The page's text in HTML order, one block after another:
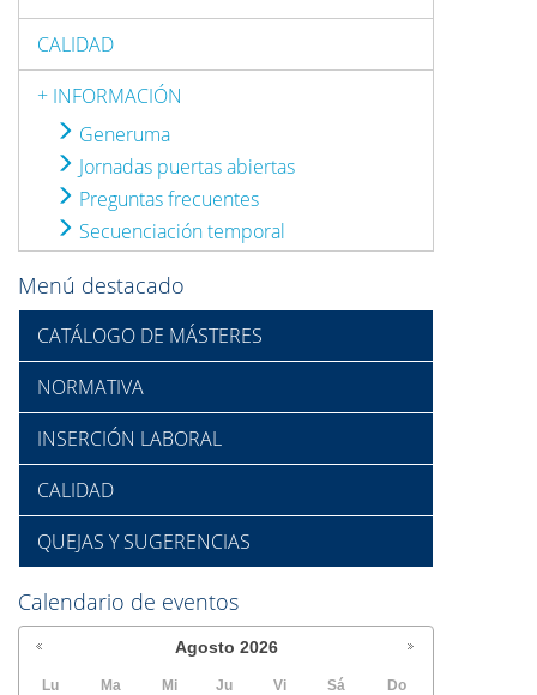
CALIDAD
+ INFORMACIÓN
Generuma
Jornadas puertas abiertas
Preguntas frecuentes
Secuenciación temporal
Menú destacado
CATÁLOGO DE MÁSTERES
NORMATIVA
INSERCIÓN LABORAL
CALIDAD
QUEJAS Y SUGERENCIAS
Calendario de eventos
Agosto 2026
Lu Ma Mi Ju Vi Sá Do